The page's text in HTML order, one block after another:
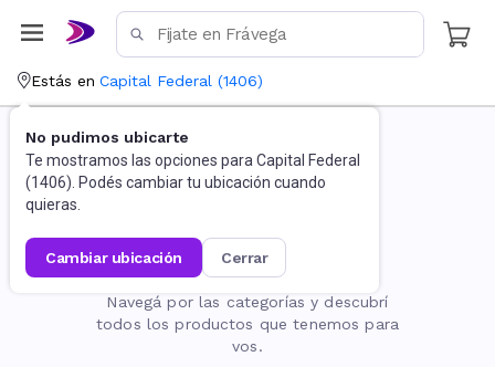
Estás en Capital Federal (1406)
No pudimos ubicarte
Te mostramos las opciones para Capital Federal
(1406). Podés cambiar tu ubicación cuando
quieras.
cambiar ubicación cerrar
La página no existe
Navegá por las categorías y descubrí
todos los productos que tenemos para
vos.